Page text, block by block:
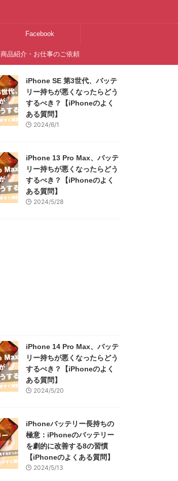
Facebook
商品紹介・お仕事のご依頼
iPhone SE 第3世代、バッテ
リー持ちが悪くなったらどう
するべき？【iPhoneのよく
ある質問】
2024/6/1
iPhone 13 Pro Max、バッテ
リー持ちが悪くなったらどう
するべき？【iPhoneのよく
ある質問】
2024/5/28
iPhone 14 Pro Max、バッテ
リー持ちが悪くなったらどう
するべき？【iPhoneのよく
ある質問】
2024/5/20
iPhoneバッテリー長持ちの
極意：iPhoneのバッテリー
を劇的に改善する8の習慣
【iPhoneのよくある質問】
2024/5/13